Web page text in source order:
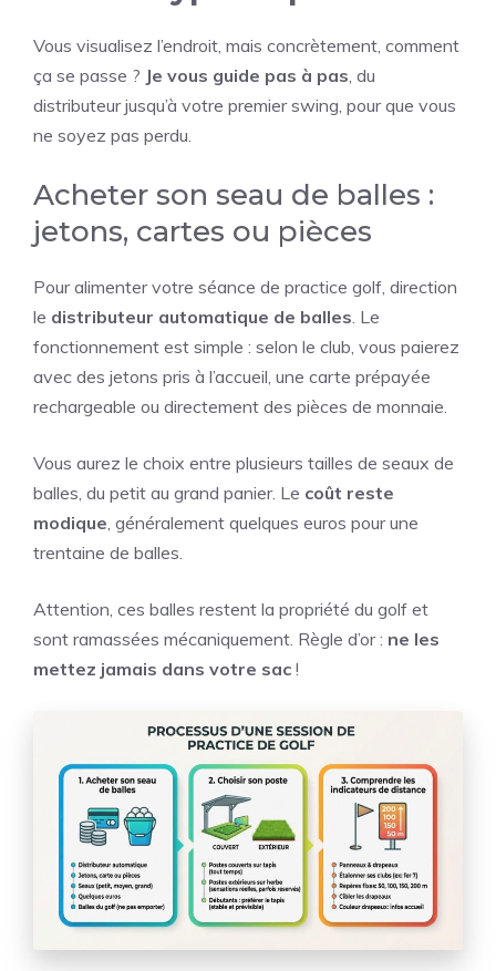
Vous visualisez l’endroit, mais concrètement, comment
ça se passe ? Je vous guide pas à pas , du
distributeur jusqu’à votre premier swing, pour que vous
ne soyez pas perdu.
Acheter son seau de balles :
jetons, cartes ou pièces
Pour alimenter votre séance de practice golf, direction
le distributeur automatique de balles . Le
fonctionnement est simple : selon le club, vous paierez
avec des jetons pris à l’accueil, une carte prépayée
rechargeable ou directement des pièces de monnaie.
Vous aurez le choix entre plusieurs tailles de seaux de
balles, du petit au grand panier. Le coût reste
modique , généralement quelques euros pour une
trentaine de balles.
Attention, ces balles restent la propriété du golf et
sont ramassées mécaniquement. Règle d’or : ne les
mettez jamais dans votre sac !